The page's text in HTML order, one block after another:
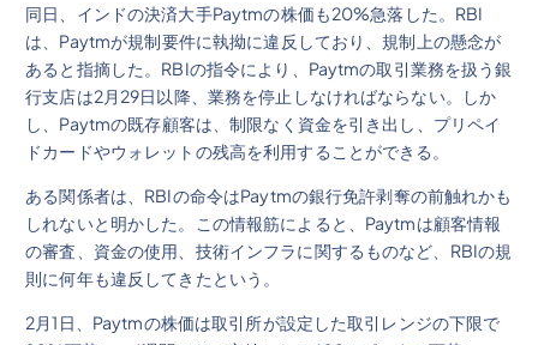
同日、インドの決済大手Paytmの株価も20%急落した。RBI
は、Paytmが規制要件に執拗に違反しており、規制上の懸念が
あると指摘した。RBIの指令により、Paytmの取引業務を扱う銀
行支店は2月29日以降、業務を停止しなければならない。しか
し、Paytmの既存顧客は、制限なく資金を引き出し、プリペイ
ドカードやウォレットの残高を利用することができる。
ある関係者は、RBIの命令はPaytmの銀行免許剥奪の前触れかも
しれないと明かした。この情報筋によると、Paytmは顧客情報
の審査、資金の使用、技術インフラに関するものなど、RBIの規
則に何年も違反してきたという。
2月1日、Paytmの株価は取引所が設定した取引レンジの下限で